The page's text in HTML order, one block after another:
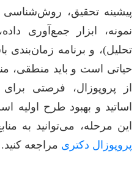
پیشینه تحقیق،
نمونه، ابزار جمع‌آوری
تحلیل)، و برنامه
حیاتی است و باید منطقی،
از پروپوزال، فرصتی
اساتید و بهبود طرح اولیه
این مرحله، می‌توانید به
پروپوزال دکتری مراجعه کنید.